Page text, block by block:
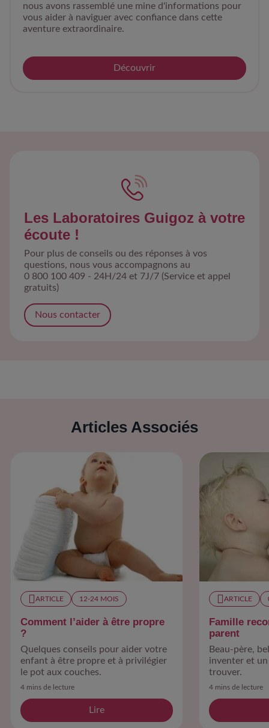
nous avons rassemblé une mine d'informations pour
vous aider à naviguer avec confiance dans cette
aventure extraordinaire.
Découvrir
Les Laboratoires Guigoz à votre
écoute !
Pour plus de conseils ou des réponses à vos
questions, nous vous accompagnons au
0 800 100 409 - 24H/24 et 7J/7 (Service et appel
gratuits)
Nous contacter
Articles Associés
ARTICLE 12-24 MOIS​
Comment l’aider à être propre
?
Quelques conseils pour aider votre
enfant à être propre et à privilégier
le pot aux couches.
4 mins de lecture
Lire
ARTICLE
Famille
parent
Beau-père,
inventer et
trouver.
4 mins de lecture